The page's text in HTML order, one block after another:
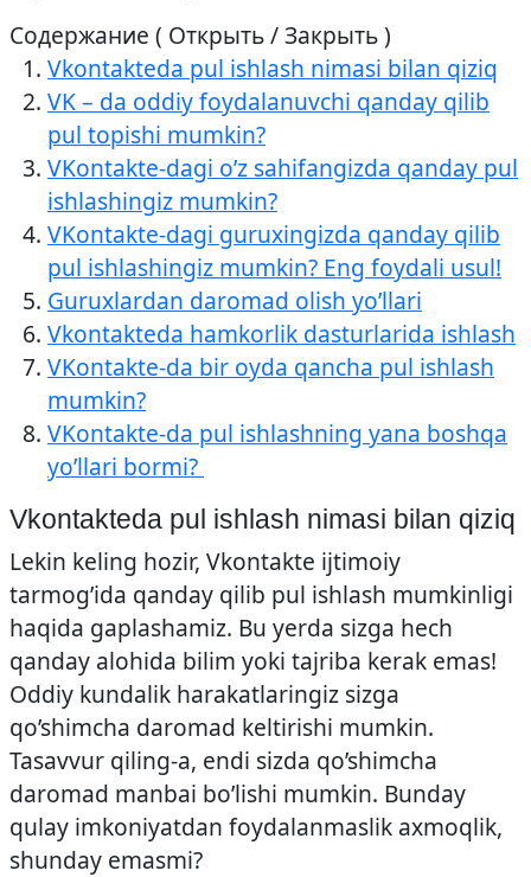
Содержание ( Открыть / Закрыть )
Vkontakteda pul ishlash nimasi bilan qiziq
VK – da oddiy foydalanuvchi qanday qilib
pul topishi mumkin?
VKontakte-dagi o’z sahifangizda qanday pul
ishlashingiz mumkin?
VKontakte-dagi guruxingizda qanday qilib
pul ishlashingiz mumkin? Eng foydali usul!
Guruxlardan daromad olish yo’llari
Vkontakteda hamkorlik dasturlarida ishlash
VKontakte-da bir oyda qancha pul ishlash
mumkin?
VKontakte-da pul ishlashning yana boshqa
yo’llari bormi?
Vkontakteda pul ishlash nimasi bilan qiziq
Lekin keling hozir, Vkontakte ijtimoiy
tarmog’ida qanday qilib pul ishlash mumkinligi
haqida gaplashamiz. Bu yerda sizga hech
qanday alohida bilim yoki tajriba kerak emas!
Oddiy kundalik harakatlaringiz sizga
qo’shimcha daromad keltirishi mumkin.
Tasavvur qiling-a, endi sizda qo’shimcha
daromad manbai bo’lishi mumkin. Bunday
qulay imkoniyatdan foydalanmaslik axmoqlik,
shunday emasmi?